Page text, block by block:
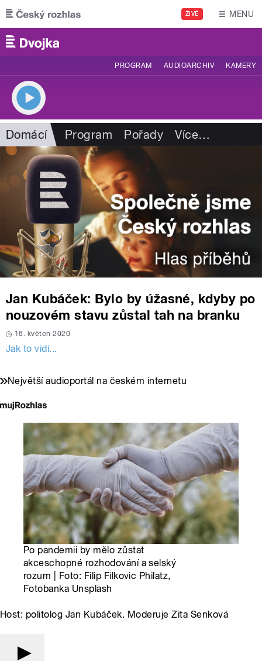
Přejít k hlavnímu obsahu
ŽIVĚ MENU
PROGRAM AUDIOARCHIV KAMERY
Domácí Program Pořady Více…
Jan Kubáček: Bylo by úžasné, kdyby po
nouzovém stavu zůstal tah na branku
18. květen 2020
Jak to vidí...
Největší audioportál na českém internetu
Po pandemii by mělo zůstat
akceschopné rozhodování a selský
rozum | Foto: Filip Filkovic Philatz,
Fotobanka Unsplash
Host: politolog Jan Kubáček. Moderuje Zita Senková